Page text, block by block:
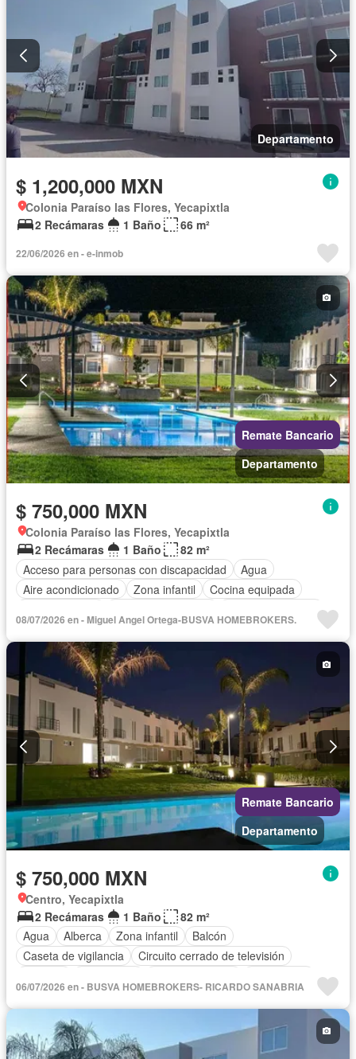
Departamento
$ 1,200,000 MXN
Colonia Paraíso las Flores, Yecapixtla
2 Recámaras
1 Baño 66 m²
22/06/2026 en - e-inmob
Remate Bancario
Departamento
$ 750,000 MXN
Colonia Paraíso las Flores, Yecapixtla
2 Recámaras
1 Baño
82 m²
Acceso para personas con discapacidad
Agua
Aire acondicionado
Zona infantil
Cocina equipada
Electricidad
Estacionamiento
Gas natural
Recámara con closet
Sala polivalente
Televisión por cable
Wifi Sin amueblar
08/07/2026 en - Miguel Angel Ortega-BUSVA HOMEBROKERS.
Remate Bancario
Departamento
$ 750,000 MXN
Centro, Yecapixtla
2 Recámaras
1 Baño
82 m²
Agua
Alberca Zona infantil
Balcón
Caseta de vigilancia
Circuito cerrado de televisión
Internet
Jardín Seguridad
Televisión por cable
Sin amueblar
06/07/2026 en - BUSVA HOMEBROKERS- RICARDO SANABRIA